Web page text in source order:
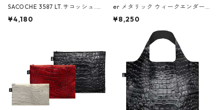
SACOCHE 3587 LT.サコッシュ.ル
ミエ-B ショルダーバッグ グロスピ
¥4,180
er メタリック ウィークエンダー
ボストンバッグ ショルダーバッグ
Black ジャン=ミッシェル・バスキ
ア/クラウン ブラック
¥8,250